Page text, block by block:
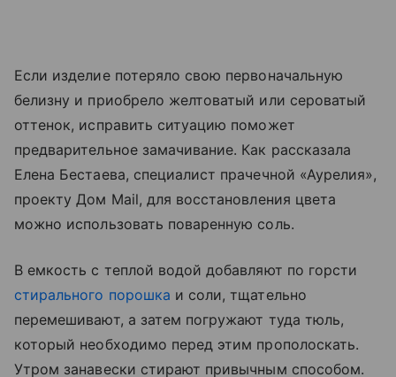
Если изделие потеряло свою первоначальную
белизну и приобрело желтоватый или сероватый
оттенок, исправить ситуацию поможет
предварительное замачивание. Как рассказала
Елена Бестаева, специалист прачечной «Аурелия»,
проекту Дом Mail, для восстановления цвета
можно использовать поваренную соль.
В емкость с теплой водой добавляют по горсти
стирального порошка и соли, тщательно
перемешивают, а затем погружают туда тюль,
который необходимо перед этим прополоскать.
Утром занавески стирают привычным способом.